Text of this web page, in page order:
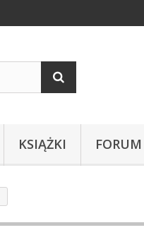
KSIĄŻKI FORUM